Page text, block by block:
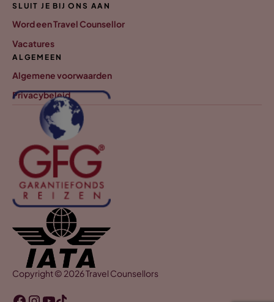
SLUIT JE BIJ ONS AAN
Word een Travel Counsellor
Vacatures
ALGEMEEN
Algemene voorwaarden
Privacybeleid
Copyright © 2026 Travel Counsellors